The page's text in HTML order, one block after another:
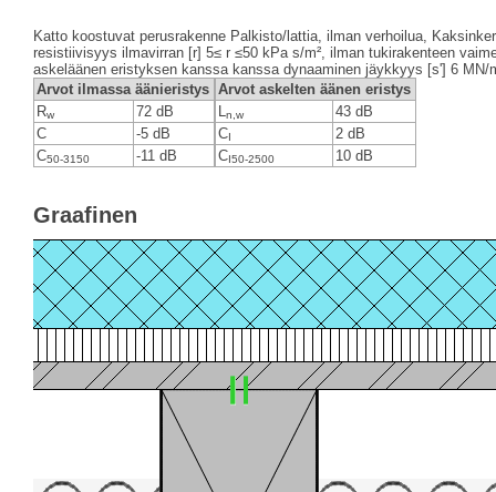
Katto koostuvat perusrakenne Palkisto/lattia, ilman verhoilua,
resistiivisyys ilmavirran [r] 5≤ r ≤50 kPa s/m², ilman tukirakenteen
askeläänen eristyksen kanssa kanssa dynaaminen jäykkyys [s'] 6 MN/
Arvot ilmassa äänieristys
Rw
72 dB
C
-5 dB
C50-3150 -11 dB
Arvot askelten äänen eristys
n,w
43 dB
CI
2 dB
CI50-2500 10 dB
Graafinen